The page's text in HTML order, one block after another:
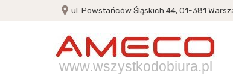
ul. Powstańców Śląskich 44, 01-381
www.wszystkodobiura.pl